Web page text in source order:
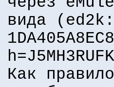
вида
Как